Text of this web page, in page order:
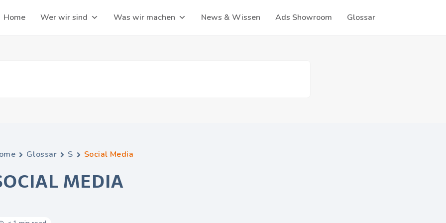
Home Wer wir sind Was wir machen News & Wissen Ads Showroom Glossar
Glossar S Social Media
MEDIA